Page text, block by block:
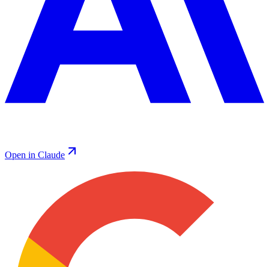
Open in Claude